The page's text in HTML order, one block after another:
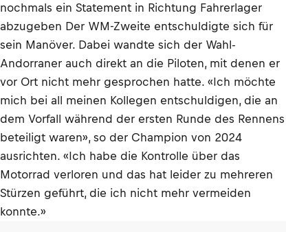
nochmals ein Statement in Richtung Fahrerlager
abzugeben Der WM-Zweite entschuldigte sich für
sein Manöver. Dabei wandte sich der Wahl-
Andorraner auch direkt an die Piloten, mit denen er
vor Ort nicht mehr gesprochen hatte. «Ich möchte
mich bei all meinen Kollegen entschuldigen, die an
dem Vorfall während der ersten Runde des Rennens
beteiligt waren», so der Champion von 2024
ausrichten. «Ich habe die Kontrolle über das
Motorrad verloren und das hat leider zu mehreren
Stürzen geführt, die ich nicht mehr vermeiden
konnte.»